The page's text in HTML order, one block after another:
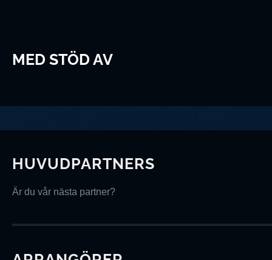
MED STÖD AV
HUVUDPARTNERS
Är du vår nästa partner?